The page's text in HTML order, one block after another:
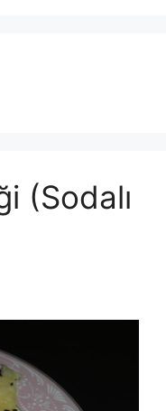
(Sodalı